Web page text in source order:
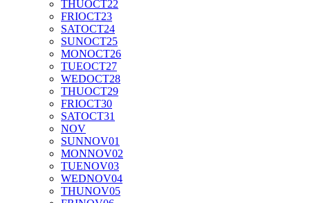
THUOCT22
FRIOCT23
SATOCT24
SUNOCT25
MONOCT26
TUEOCT27
WEDOCT28
THUOCT29
FRIOCT30
SATOCT31
NOV
SUNNOV01
MONNOV02
TUENOV03
WEDNOV04
THUNOV05